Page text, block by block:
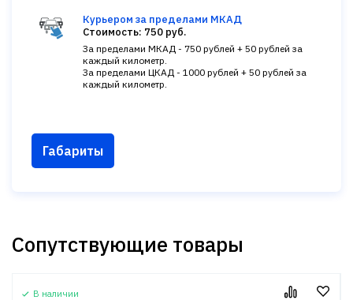
Курьером за пределами МКАД
Стоимость: 750 руб.
За пределами МКАД - 750 рублей + 50 рублей за
каждый километр.
За пределами ЦКАД - 1000 рублей + 50 рублей за
каждый километр.
Габариты
Сопутствующие товары
В наличии